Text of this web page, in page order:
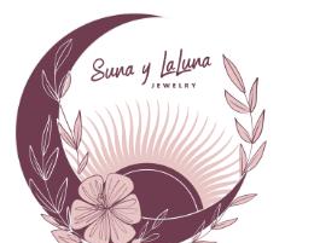
Inhalt
springen